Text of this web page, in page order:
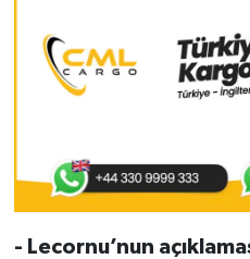
- Lecornu’nun